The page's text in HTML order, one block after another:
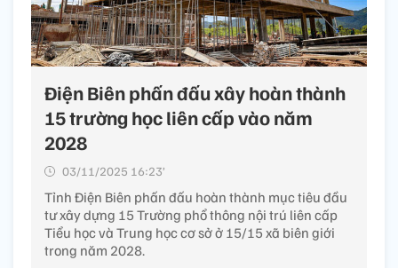
Điện Biên phấn đấu xây hoàn thành
15 trường học liên cấp vào năm
2028
03/11/2025 16:23’
Tỉnh Điện Biên phấn đấu hoàn thành mục tiêu đầu
tư xây dựng 15 Trường phổ thông nội trú liên cấp
Tiểu học và Trung học cơ sở ở 15/15 xã biên giới
trong năm 2028.